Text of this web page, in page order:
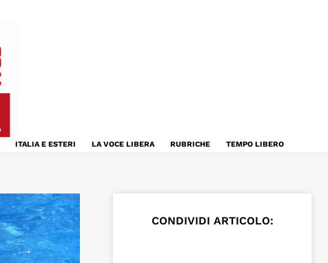
ITALIA E ESTERI LA VOCE LIBERA RUBRICHE TEMPO LIBERO
CONDIVIDI ARTICOLO: